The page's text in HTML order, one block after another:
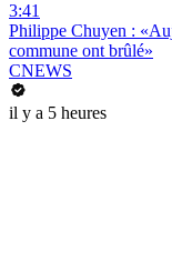
3:41
Philippe Chuyen :
commune ont brûlé»
CNEWS
il y a 5 heures